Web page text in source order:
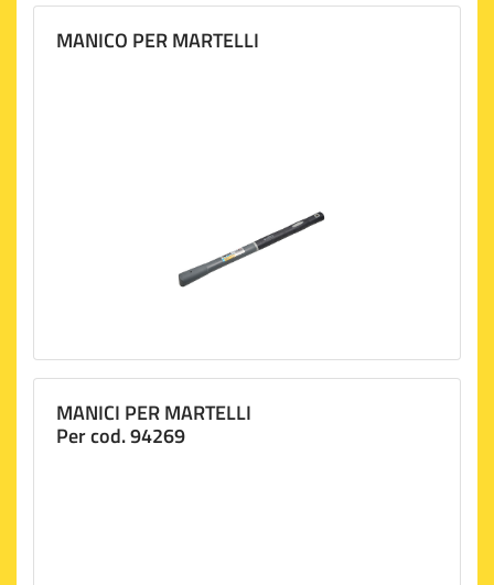
MANICO PER MARTELLI
MANICI PER MARTELLI
Per cod. 94269